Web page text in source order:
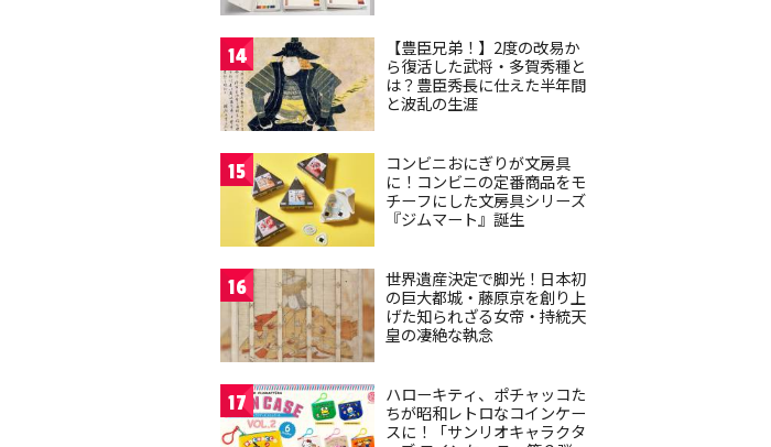
14
【豊臣兄弟！】2度の改易か
ら復活した武将・多賀秀種と
は？豊臣秀長に仕えた半年間
と波乱の生涯
15
コンビニおにぎりが文房具
に！コンビニの定番商品をモ
チーフにした文房具シリーズ
『ジムマート』誕生
16
世界遺産決定で脚光！日本初
の巨大都城・藤原京を創り上
げた知られざる女帝・持統天
皇の凄絶な執念
17
ハローキティ、ポチャッコた
ちが昭和レトロなコインケー
スに！「サンリオキャラクタ